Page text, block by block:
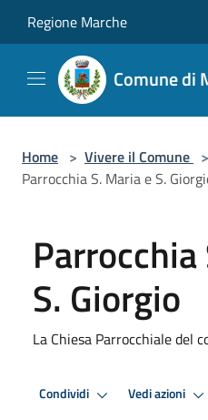
Regione Marche
Comune di
Home > Vivere il Comune >
Parrocchia S. Maria e S.
S. Giorgio
La Chiesa Parrocchiale del
Condividi Vedi azioni